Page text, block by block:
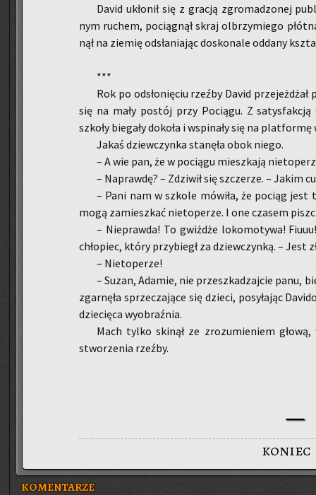
David ukło­nił się z gra­cją zgro­ma­dzo­nej
nym ru­chem, po­cią­gnął skraj ol­brzy­mie­go
nął na zie­mię od­sła­nia­jąc do­sko­na­le od­da­ny
***
Rok po od­sło­nię­ciu rzeź­by David
się na mały po­stój przy Po­cią­gu. Z
szko­ły bie­ga­ły do­ko­ła i wspi­na­ły się na
Jakaś dziew­czyn­ka sta­nę­ła obok niego.
– A wie pan, że w po­cią­gu miesz­ka­ją
– Na­praw­dę? – Zdzi­wił się szcze­rze. – Jakim
– Pani nam w szko­le mó­wi­ła, że po­ciąg jest
mogą za­miesz­kać nie­to­pe­rze. I one cza­sem
– Nie­praw­da! To gwiż­dże lo­ko­mo­ty­wa!
chło­piec, który przy­biegł za dziew­czyn­ką. – Jest
– Nie­to­pe­rze!
– Suzan, Ada­mie, nie prze­szka­dzajcie panu,
zgar­nę­ła sprze­cza­ją­ce się dziec­i, po­sy­ła­jąc
dzie­cię­ca wy­obraź­nia.
Mach tylko ski­nął ze zro­zu­mie­niem
stwo­rze­nia rzeź­by.
koniec
KOMENTARZE